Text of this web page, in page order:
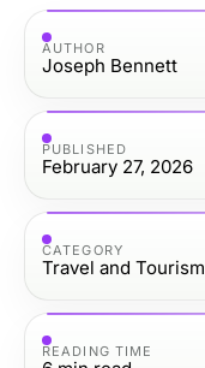
AUTHOR
Joseph Bennett
PUBLISHED
February 27, 2026
CATEGORY
Travel and Tourism
READING TIME